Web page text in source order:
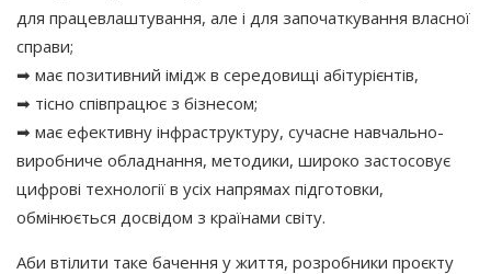
для працевлаштування, але і для започаткування власної
справи;
➡ має позитивний імідж в середовищі абітурієнтів,
➡ тісно співпрацює з бізнесом;
➡ має ефективну інфраструктуру, сучасне навчально-
виробниче обладнання, методики, широко застосовує
цифрові технології в усіх напрямах підготовки,
обмінюється досвідом з країнами світу.
Аби втілити таке бачення у життя, розробники проєкту